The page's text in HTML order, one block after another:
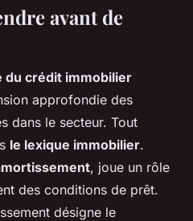
avant de
du crédit immobilier
approfondie des
dans le secteur. Tout
le lexique immobilier.
, joue un rôle
des conditions de prêt.
désigne le